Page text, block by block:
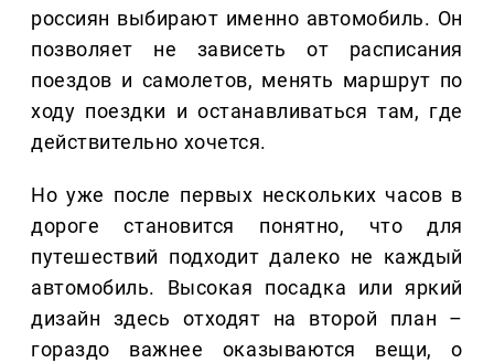
россиян выбирают именно автомобиль. Он
позволяет не зависеть от расписания
поездов и самолетов, менять маршрут по
ходу поездки и останавливаться там, где
действительно хочется.
Но уже после первых нескольких часов в
дороге становится понятно, что для
путешествий подходит далеко не каждый
автомобиль. Высокая посадка или яркий
дизайн здесь отходят на второй план –
гораздо важнее оказываются вещи, о